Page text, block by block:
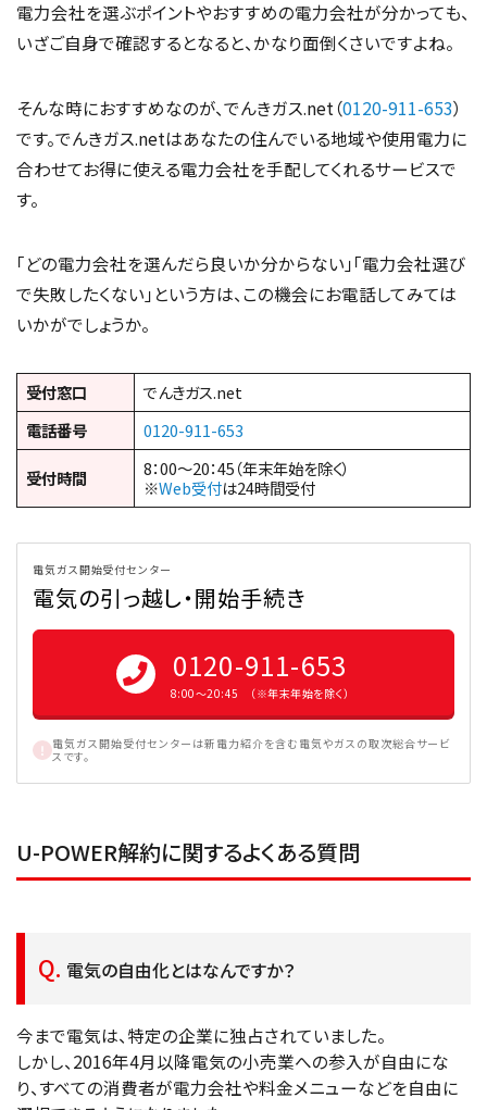
電力会社を選ぶポイントやおすすめの電力会社が分かっても、
いざご自身で確認するとなると、かなり面倒くさいですよね。
そんな時におすすめなのが、でんきガス.net（0120-911-653）
です。でんきガス.netはあなたの住んでいる地域や使用電力に
合わせてお得に使える電力会社を手配してくれるサービスで
す。
「どの電力会社を選んだら良いか分からない」「電力会社選び
で失敗したくない」という方は、この機会にお電話してみては
いかがでしょうか。
受付窓口
でんきガス.net
電話番号
0120-911-653
受付時間
8：00～20：45（年末年始を除く）
※Web受付は24時間受付
電気ガス開始受付センター
電気の引っ越し・開始手続き
0120-911-653
8:00〜20:45 （※年末年始を除く）
電気ガス開始受付センターは新電力紹介を含む電気やガスの取次総合サービ
スです。
U-POWER解約に関するよくある質問
電気の自由化とはなんですか？
今まで電気は、特定の企業に独占されていました。
しかし、2016年4月以降電気の小売業への参入が自由にな
り、すべての消費者が電力会社や料金メニューなどを自由に